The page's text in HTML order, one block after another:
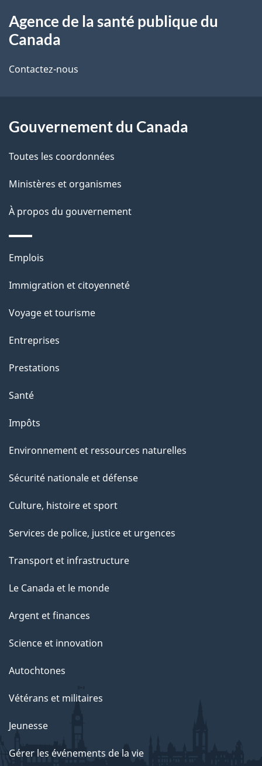
i
s
e
l
a
p
a
g
e
propos
de
ce
Agence de la santé publique du
Canada
Contactez-nous
Gouvernement du Canada
Toutes les coordonnées
Ministères et organismes
À propos du gouvernement
Thèmes
sujets
Emplois
Immigration et citoyenneté
Voyage et tourisme
Entreprises
Prestations
Santé
Impôts
Environnement et ressources naturelles
Sécurité nationale et défense
Culture, histoire et sport
Services de police, justice et urgences
Transport et infrastructure
Le Canada et le monde
Argent et finances
Science et innovation
Autochtones
Vétérans et militaires
Jeunesse
Gérer les événements de la vie